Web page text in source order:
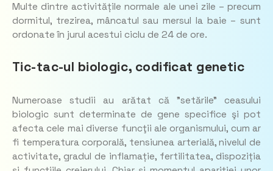
Multe dintre activitățile normale ale unei zile – precum
dormitul, trezirea, mâncatul sau mersul la baie – sunt
ordonate în jurul acestui ciclu de 24 de ore.
Tic-tac-ul biologic, codificat genetic
Numeroase studii au arătat că ”setările” ceasului
biologic sunt determinate de gene specifice şi pot
afecta cele mai diverse funcţii ale organismului, cum ar
fi temperatura corporală, tensiunea arterială, nivelul de
activitate, gradul de inflamație, fertilitatea, dispoziția